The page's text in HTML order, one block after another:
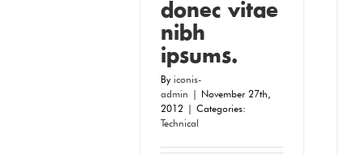
donec vitae
nibh
ipsums.
By iconis-
admin | November 27th,
2012 | Categories:
Technical